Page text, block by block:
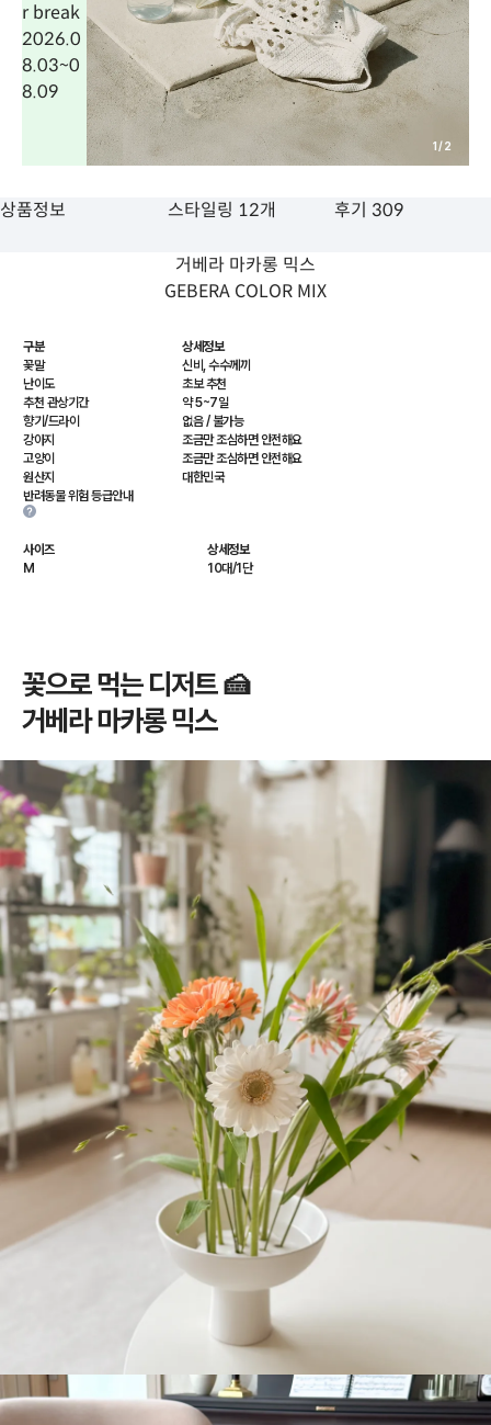
r break
2026.0
8.03~0
8.09
1/2
상품정보 스타일링 12개 후기 309
거베라 마카롱 믹스
GEBERA COLOR MIX
구분
상세정보
꽃말
신비, 수수께끼
난이도
초보 추천
추천 관상기간
약 5~7일
향기/드라이
없음 / 불가능
강아지
조금만 조심하면 안전해요
고양이
조금만 조심하면 안전해요
원산지
대한민국
반려동물 위험 등급안내
사이즈
상세정보
M
10대/1단
꽃으로 먹는 디저트 🍰
거베라 마카롱 믹스